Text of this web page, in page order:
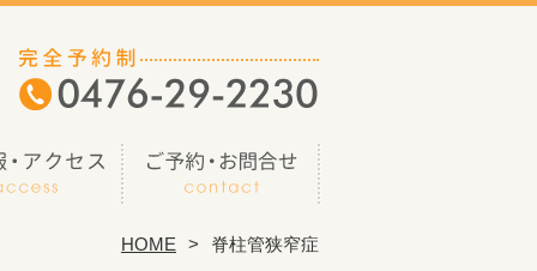
HOME 脊柱管狭窄症